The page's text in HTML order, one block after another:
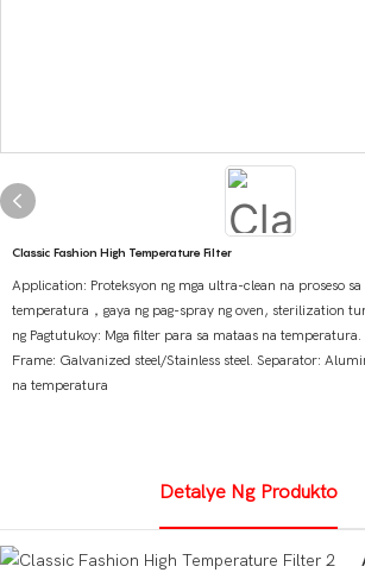
Classic Fashion High Temperature Filter
Application: Proteksyon ng mga ultra-clean na proseso
temperatura，gaya ng pag-spray ng oven, sterilization
ng Pagtutukoy: Mga filter para sa mataas na
Frame: Galvanized steel/Stainless steel. Separator:
na temperatura
Detalye Ng Produkto